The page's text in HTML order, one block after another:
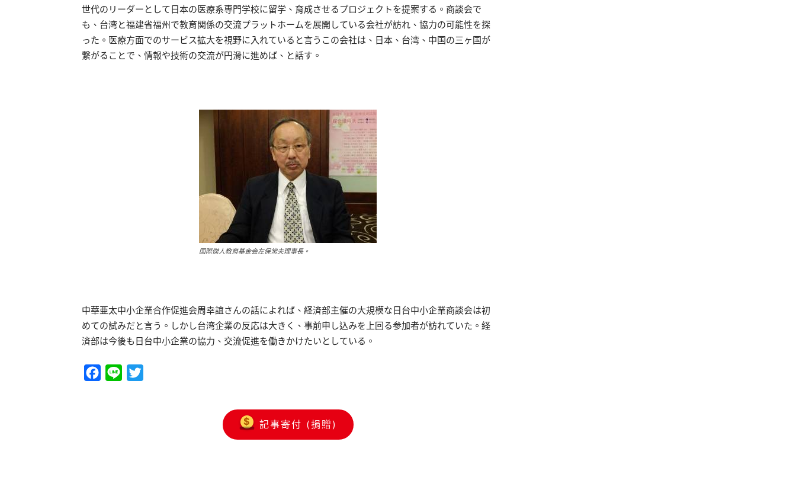
世代のリーダーとして日本の医療系専門学校に留学、育成させるプロジェクトを提案する。商談会で
も、台湾と福建省福州で教育関係の交流プラットホームを展開している会社が訪れ、協力の可能性を探
った。医療方面でのサービス拡大を視野に入れていると言うこの会社は、日本、台湾、中国の三ヶ国が
繋がることで、情報や技術の交流が円滑に進めば、と話す。
国際傑人教育基金会左保常夫理事長。
中華亜太中小企業合作促進会周幸誼さんの話によれば、経済部主催の大規模な日台中小企業商談会は初
めての試みだと言う。しかし台湾企業の反応は大きく、事前申し込みを上回る参加者が訪れていた。経
済部は今後も日台中小企業の協力、交流促進を働きかけたいとしている。
Facebook
Line
記事寄付 (捐贈)